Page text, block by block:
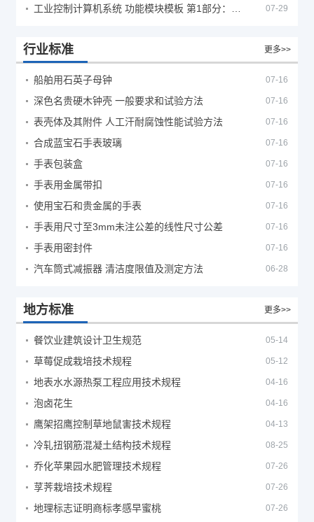
07-29
行业标准 更多>>
船舶用石英子母钟 07-16
深色名贵硬木钟壳 一般要求和试验方法 07-16
表壳体及其附件 人工汗耐腐蚀性能试验方法 07-16
合成蓝宝石手表玻璃 07-16
手表包装盒 07-16
手表用金属带扣 07-16
使用宝石和贵金属的手表 07-16
手表用尺寸至3mm未注公差的线性尺寸公差 07-16
手表用密封件 07-16
汽车筒式减振器 清洁度限值及测定方法 06-28
地方标准 更多>>
餐饮业建筑设计卫生规范 05-14
草莓促成栽培技术规程 05-12
地表水水源热泵工程应用技术规程 04-16
泡卤花生 04-16
鹰架招鹰控制草地鼠害技术规程 04-13
冷轧扭钢筋混凝土结构技术规程 08-25
乔化苹果园水肥管理技术规程 07-26
莩荠栽培技术规程 07-26
地理标志证明商标孝感早蜜桃 07-26